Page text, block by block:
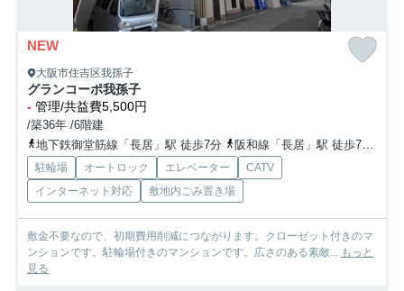
NEW
大阪市住吉区我孫子
グランコーポ我孫子
- 管理/共益費5,500円
/築36年 /6階建
地下鉄御堂筋線「長居」駅 徒歩7分
阪和線「長居」駅 徒歩7分
駐輪場 オートロック エレベーター
CATV
インターネット対応
敷地内ごみ置き場
敷金不要なので、初期費用削減につながります。クローゼット付きのマ
ンションです。駐輪場付きのマンションです。広さのある素敵... もっと
見る